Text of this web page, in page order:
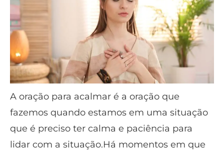
A oração para acalmar é a oração que
fazemos quando estamos em uma situação
que é preciso ter calma e paciência para
lidar com a situação.Há momentos em que